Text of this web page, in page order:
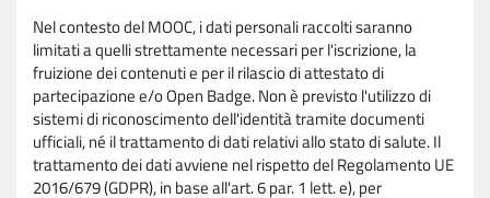
Nel contesto del MOOC, i dati personali raccolti saranno
limitati a quelli strettamente necessari per l'iscrizione, la
fruizione dei contenuti e per il rilascio di attestato di
partecipazione e/o Open Badge. Non è previsto l'utilizzo di
sistemi di riconoscimento dell'identità tramite documenti
ufficiali, né il trattamento di dati relativi allo stato di salute. Il
trattamento dei dati avviene nel rispetto del Regolamento UE
2016/679 (GDPR), in base all'art. 6 par. 1 lett. e), per